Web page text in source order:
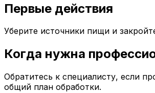
Первые действия
Уберите источники пищи и
Когда нужна
Обратитесь к специалисту, если
общий план обработки.